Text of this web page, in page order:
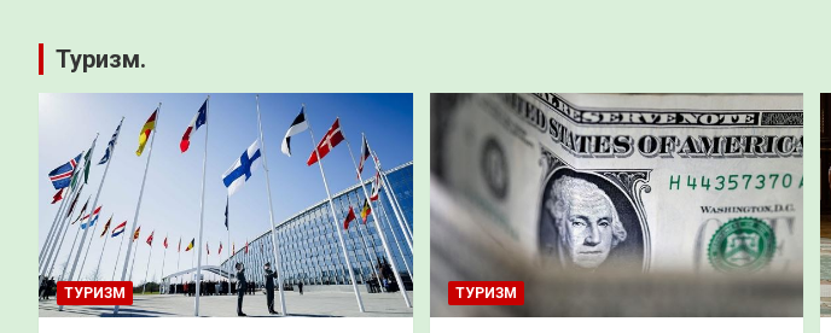
Туризм.
ТУРИЗМ ТУРИЗМ